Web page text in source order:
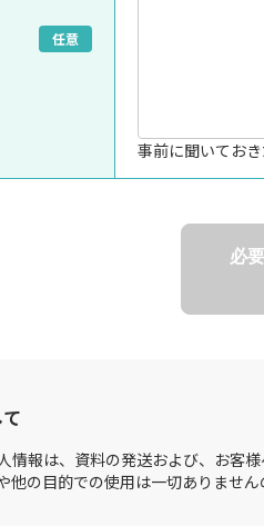
任意
事前に聞いてお
必
情報は、資料の発送および、お客
他の目的での使用は一切ありません